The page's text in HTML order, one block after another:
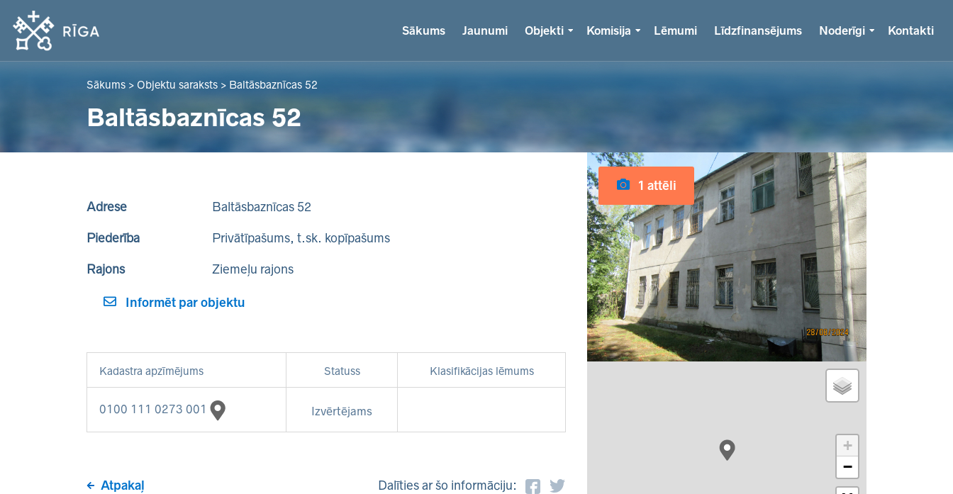
Sākums Jaunumi Objekti Komisija Lēmumi Līdzfinansējums Noderīgi Kontakti
Sākums > Objektu saraksts > Baltāsbaznīcas 52
Baltāsbaznīcas 52
Adrese Baltāsbaznīcas 52
Piederība Privātīpašums, t.sk. kopīpašums
Rajons Ziemeļu rajons
Informēt par objektu
Kadastra apzīmējums Statuss Klasifikācijas lēmums
0100 111 0273 001 Izvērtējams
Atpakaļ Dalīties ar šo informāciju:
1 attēli
+
−